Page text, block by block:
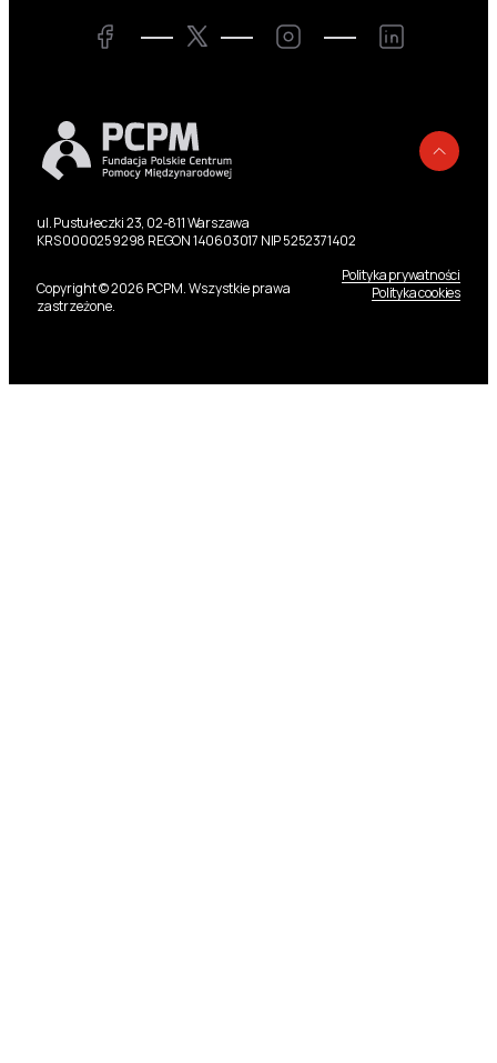
Facebook Twitter Instagram LinkedIn
ul. Pustułeczki 23, 02-811 Warszawa
KRS 0000259298 REGON 140603017 NIP 5252371402
Copyright © 2026 PCPM. Wszystkie prawa
zastrzeżone.
Polityka prywatności
Polityka cookies